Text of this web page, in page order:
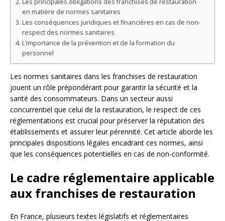
Les principales obligations des franchises de restauration
en matière de normes sanitaires
Les conséquences juridiques et financières en cas de non-
respect des normes sanitaires
L’importance de la prévention et de la formation du
personnel
Les normes sanitaires dans les franchises de restauration
jouent un rôle prépondérant pour garantir la sécurité et la
santé des consommateurs. Dans un secteur aussi
concurrentiel que celui de la restauration, le respect de ces
réglementations est crucial pour préserver la réputation des
établissements et assurer leur pérennité. Cet article aborde les
principales dispositions légales encadrant ces normes, ainsi
que les conséquences potentielles en cas de non-conformité.
Le cadre réglementaire applicable
aux franchises de restauration
En France, plusieurs textes législatifs et réglementaires